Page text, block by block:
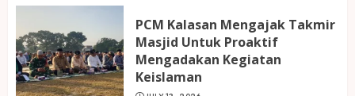
PCM Kalasan Mengajak Takmir
Masjid Untuk Proaktif
Mengadakan Kegiatan
Keislaman